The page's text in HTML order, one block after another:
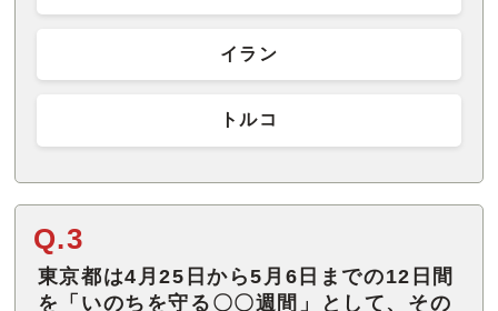
イラン
トルコ
Q.3
東京都は4月25日から5月6日までの12日間
を「いのちを守る〇〇週間」として、その